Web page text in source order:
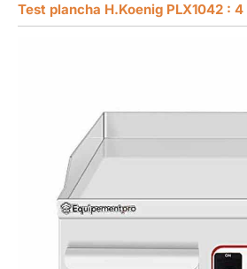
Test plancha H.Koenig PLX1042 :